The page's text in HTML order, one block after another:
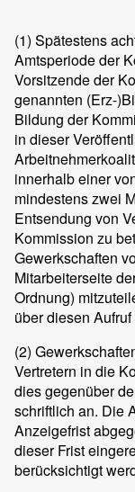
(1) Spätestens
Amtsperiode der
Vorsitzende der
genannten (Erz-
Bildung der
in dieser
innerhalb einer
mindestens zwei
Entsendung von
Kommission zu
Gewerkschaften
Mitarbeiterseite
Ordnung)
über diesen
(2)
Vertretern in die
dies gegenüber
schriftlich an. Die
Anzeigefrist
dieser Frist
berücksichtigt